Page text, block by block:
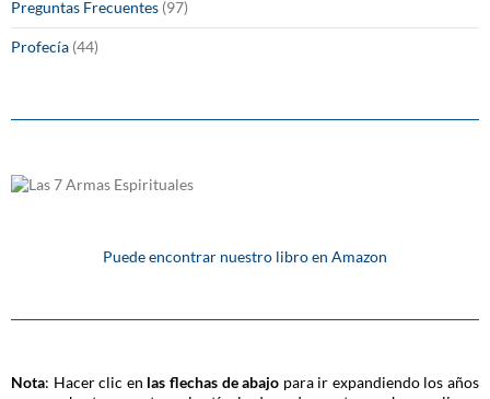
Preguntas Frecuentes (97)
Profecía (44)
Puede encontrar nuestro libro en Amazon
Nota: Hacer clic en las flechas de abajo para ir expandiendo los años